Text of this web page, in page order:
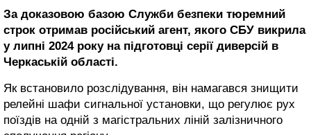
За доказовою базою Служби безпеки тюремний
строк отримав російський агент, якого СБУ викрила
у липні 2024 року на підготовці серії диверсій в
Черкаській області.
Як встановило розслідування, він намагався знищити
релейні шафи сигнальної установки, що регулює рух
поїздів на одній з магістральних ліній залізничного